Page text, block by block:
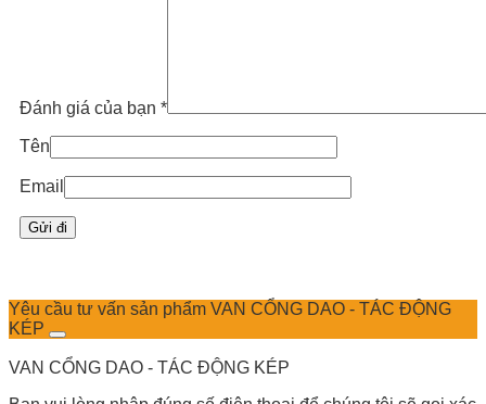
Đánh giá của bạn *
Tên
Email
Yêu cầu tư vấn sản phẩm VAN CỔNG DAO - TÁC ĐỘNG
KÉP
VAN CỔNG DAO - TÁC ĐỘNG KÉP